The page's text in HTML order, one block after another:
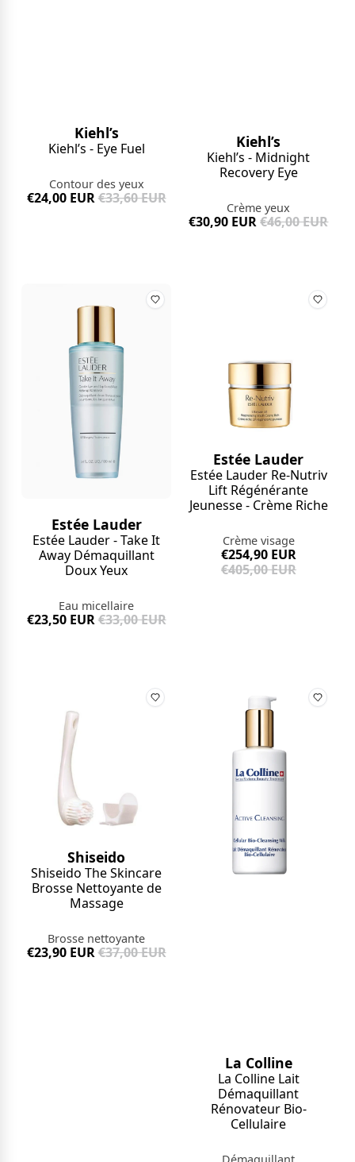
Kiehl’s
Kiehl’s - Eye Fuel
Contour des yeux
€24,00 EUR€33,60 EUR
Kiehl’s
Kiehl’s - Midnight
Recovery Eye
Crème yeux
€30,90 EUR€46,00 EUR
Estée Lauder
Estée Lauder - Take It
Away Démaquillant
Doux Yeux
Eau micellaire
€23,50 EUR€33,00 EUR
Estée Lauder
Estée Lauder Re-Nutriv
Lift Régénérante
Jeunesse - Crème Riche
Crème visage
€254,90 EUR
€405,00 EUR
Shiseido
Shiseido The Skincare
Brosse Nettoyante de
Massage
Brosse nettoyante
€23,90 EUR€37,00 EUR
La Colline
La Colline Lait
Démaquillant
Rénovateur Bio-
Cellulaire